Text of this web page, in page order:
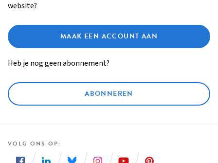
website?
MAAK EEN ACCOUNT AAN
Heb je nog geen abonnement?
ABONNEREN
VOLG ONS OP